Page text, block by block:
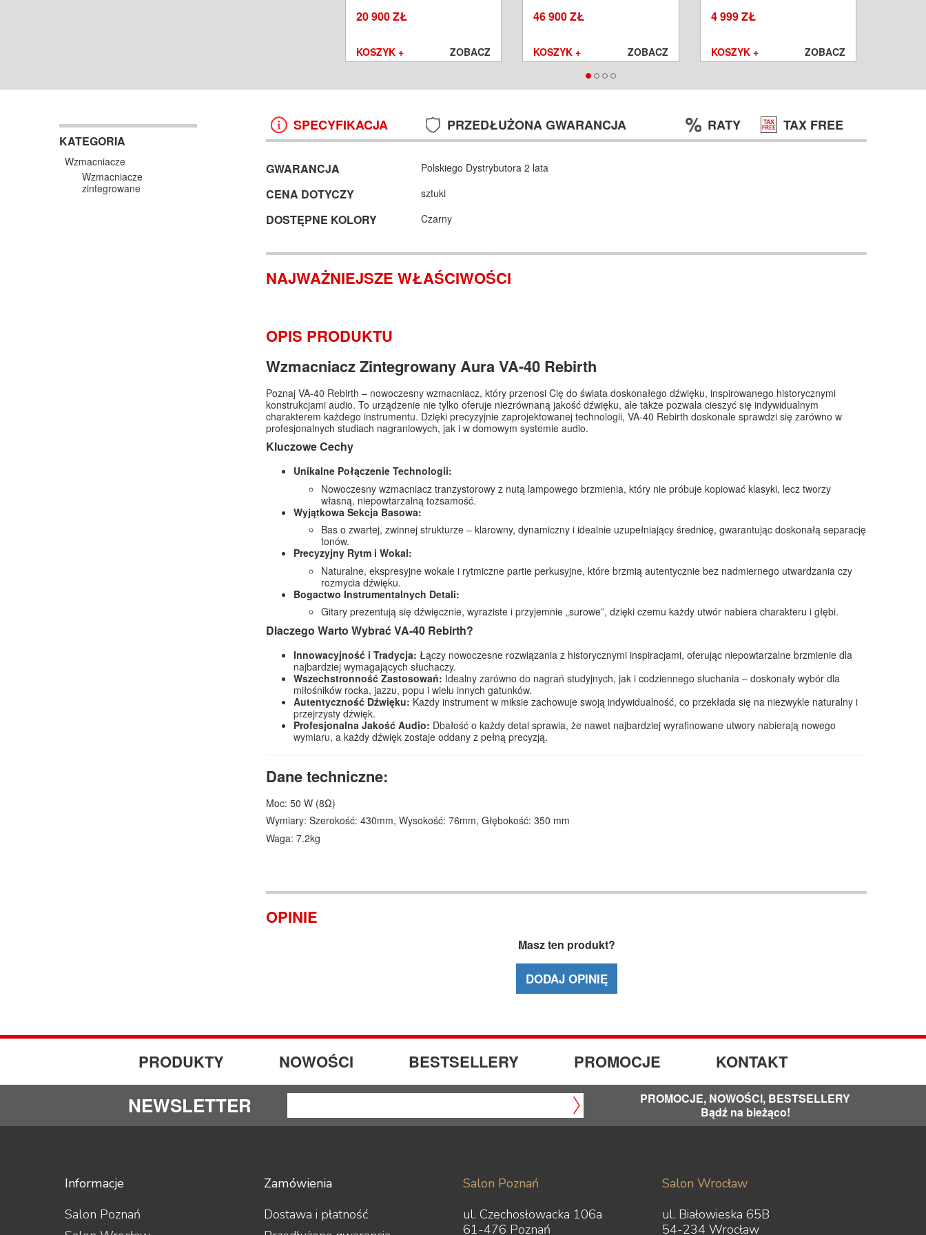
20 900 ZŁ
KOSZYK + ZOBACZ
46 900 ZŁ
KOSZYK + ZOBACZ
4 999 ZŁ
KOSZYK + ZOBACZ
KATEGORIA
Wzmacniacze
Wzmacniacze
zintegrowane
SPECYFIKACJA PRZEDŁUŻONA GWARANCJA RATY TAX FREE
GWARANCJA Polskiego Dystrybutora 2 lata
CENA DOTYCZY sztuki
DOSTĘPNE KOLORY Czarny
NAJWAŻNIEJSZE WŁAŚCIWOŚCI
OPIS PRODUKTU
Wzmacniacz Zintegrowany Aura VA-40 Rebirth
Poznaj VA-40 Rebirth – nowoczesny wzmacniacz, który przenosi Cię do świata doskonałego dźwięku, inspirowanego historycznymi
konstrukcjami audio. To urządzenie nie tylko oferuje niezrównaną jakość dźwięku, ale także pozwala cieszyć się indywidualnym
charakterem każdego instrumentu. Dzięki precyzyjnie zaprojektowanej technologii, VA-40 Rebirth doskonale sprawdzi się zarówno w
profesjonalnych studiach nagraniowych, jak i w domowym systemie audio.
Kluczowe Cechy
Unikalne Połączenie Technologii:
Nowoczesny wzmacniacz tranzystorowy z nutą lampowego brzmienia, który nie próbuje kopiować klasyki, lecz tworzy
własną, niepowtarzalną tożsamość.
Wyjątkowa Sekcja Basowa:
Bas o zwartej, zwinnej strukturze – klarowny, dynamiczny i idealnie uzupełniający średnicę, gwarantując doskonałą separację
tonów.
Precyzyjny Rytm i Wokal:
Naturalne, ekspresyjne wokale i rytmiczne partie perkusyjne, które brzmią autentycznie bez nadmiernego utwardzania czy
rozmycia dźwięku.
Bogactwo Instrumentalnych Detali:
Gitary prezentują się dźwięcznie, wyraziste i przyjemnie „surowe”, dzięki czemu każdy utwór nabiera charakteru i głębi.
Dlaczego Warto Wybrać VA-40 Rebirth?
Innowacyjność i Tradycja: Łączy nowoczesne rozwiązania z historycznymi inspiracjami, oferując niepowtarzalne brzmienie dla
najbardziej wymagających słuchaczy.
Wszechstronność Zastosowań: Idealny zarówno do nagrań studyjnych, jak i codziennego słuchania – doskonały wybór dla
miłośników rocka, jazzu, popu i wielu innych gatunków.
Autentyczność Dźwięku: Każdy instrument w miksie zachowuje swoją indywidualność, co przekłada się na niezwykle naturalny i
przejrzysty dźwięk.
Profesjonalna Jakość Audio: Dbałość o każdy detal sprawia, że nawet najbardziej wyrafinowane utwory nabierają nowego
wymiaru, a każdy dźwięk zostaje oddany z pełną precyzją.
Dane techniczne:
Moc: 50 W (8Ω)
Wymiary: Szerokość: 430mm, Wysokość: 76mm, Głębokość: 350 mm
Waga: 7.2kg
OPINIE
Masz ten produkt?
DODAJ OPINIĘ
PRODUKTY NOWOŚCI BESTSELLERY PROMOCJE KONTAKT
NEWSLETTER
PROMOCJE, NOWOŚCI, BESTSELLERY
Bądź na bieżąco!
Informacje
Salon Poznań
Zamówienia
Dostawa i płatność
Salon Poznań
ul. Czechosłowacka 106a
61-476 Poznań
Salon Wrocław
ul. Białowieska 65B
54-234 Wrocław